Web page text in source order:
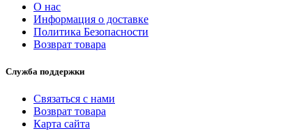
О нас
Информация о доставке
Политика Безопасности
Возврат товара
Служба поддержки
Связаться с нами
Возврат товара
Карта сайта